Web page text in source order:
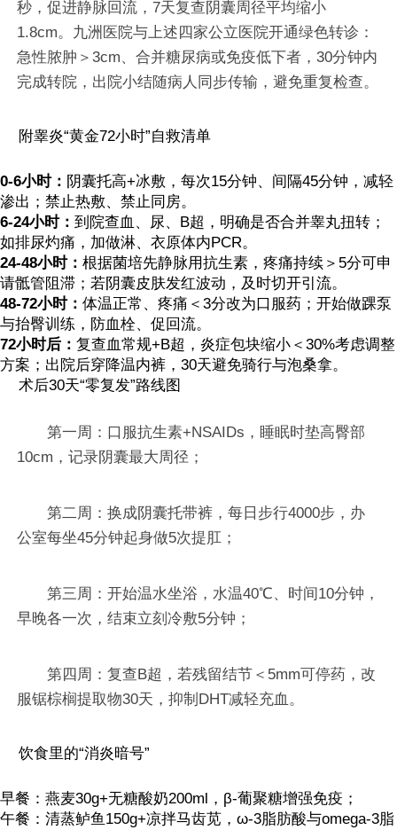
秒，促进静脉回流，7天复查阴囊周径平均缩小
1.8cm。九洲医院与上述四家公立医院开通绿色转诊：
急性脓肿＞3cm、合并糖尿病或免疫低下者，30分钟内
完成转院，出院小结随病人同步传输，避免重复检查。
附睾炎“黄金72小时”自救清单
0-6小时： 阴囊托高+冰敷，每次15分钟、间隔45分钟，减轻
渗出；禁止热敷、禁止同房。
6-24小时： 到院查血、尿、B超，明确是否合并睾丸扭转；
如排尿灼痛，加做淋、衣原体内PCR。
24-48小时： 根据菌培先静脉用抗生素，疼痛持续＞5分可申
请骶管阻滞；若阴囊皮肤发红波动，及时切开引流。
48-72小时： 体温正常、疼痛＜3分改为口服药；开始做踝泵
与抬臀训练，防血栓、促回流。
72小时后： 复查血常规+B超，炎症包块缩小＜30%考虑调整
方案；出院后穿降温内裤，30天避免骑行与泡桑拿。
术后30天“零复发”路线图
第一周：口服抗生素+NSAIDs，睡眠时垫高臀部
10cm，记录阴囊最大周径；
第二周：换成阴囊托带裤，每日步行4000步，办
公室每坐45分钟起身做5次提肛；
第三周：开始温水坐浴，水温40℃、时间10分钟，
早晚各一次，结束立刻冷敷5分钟；
第四周：复查B超，若残留结节＜5mm可停药，改
服锯棕榈提取物30天，抑制DHT减轻充血。
饮食里的“消炎暗号”
早餐：燕麦30g+无糖酸奶200ml，β-葡聚糖增强免疫；
午餐：清蒸鲈鱼150g+凉拌马齿苋，ω-3脂肪酸与omega-3脂